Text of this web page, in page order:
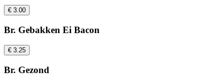
€ 3.00
Br. Gebakken Ei Bacon
€ 3.25
Br. Gezond